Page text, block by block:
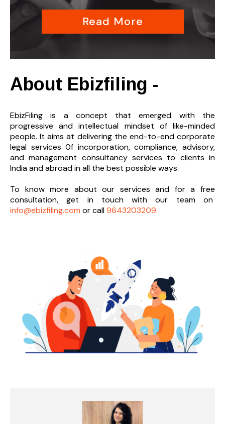
Read More
About Ebizfiling -
EbizFiling is a concept that emerged with the
progressive and intellectual mindset of like-minded
people. It aims at delivering the end-to-end corporate
legal services 0f incorporation, compliance, advisory,
and management consultancy services to clients in
India and abroad in all the best possible ways.
To know more about our services and for a free
consultation, get in touch with our team on
info@ebizfiling.com or call9643203209.